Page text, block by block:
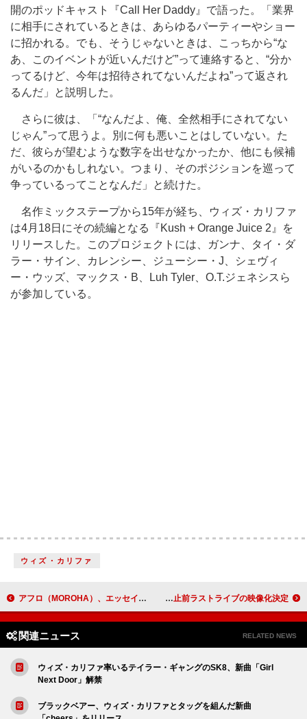
開のポッドキャスト『Call Her Daddy』で語った。「業界
に相手にされているときは、あらゆるパーティーやショー
に招かれる。でも、そうじゃないときは、こっちから“な
あ、このイベントが近いんだけど”って連絡すると、“分か
ってるけど、今年は招待されてないんだよね”って返され
るんだ」と説明した。
さらに彼は、「“なんだよ、俺、全然相手にされてない
じゃん”って思うよ。別に何も悪いことはしていない。た
だ、彼らが望むような数字を出せなかったか、他にも候補
がいるのかもしれない。つまり、そのポジションを巡って
争っているってことなんだ」と続けた。
名作ミックステープから15年が経ち、ウィズ・カリファ
は4月18日にその続編となる『Kush + Orange Juice 2』を
リリースした。このプロジェクトには、ガンナ、タイ・ダ
ラー・サイン、カレンシー、ジューシー・J、シェヴィ
ー・ウッズ、マックス・B、Luh Tyler、O.T.ジェネシスら
が参加している。
ウィズ・カリファ
アフロ（MOROHA）、エッセイ『東京失格』刊行へ 南キャン山里から推薦文「自分の悩みが笑い話になる。」 和楽器バンド、無期限活動休止前ラストライブの映像化決定
関連ニュース RELATED NEWS
ウィズ・カリファ率いるテイラー・ギャングのSK8、新曲「Girl
Next Door」解禁
ブラックベアー、ウィズ・カリファとタッグを組んだ新曲